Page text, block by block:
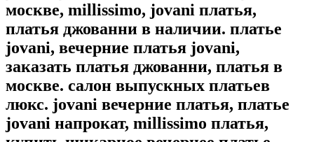
москве, millissimo, jovani платья,
платья джованни в наличии. платье
jovani, вечерние платья jovani,
заказать платья джованни, платья в
москве. салон выпускных платьев
люкс. jovani вечерние платья, платье
jovani напрокат, millissimo платья,